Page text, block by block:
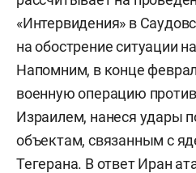
«Интервидения» в
на обострение ситуации
Напомним, в конце
военную операцию
Израилем, нанеся удары
объектам, связанным с
Тегерана. В ответ Иран